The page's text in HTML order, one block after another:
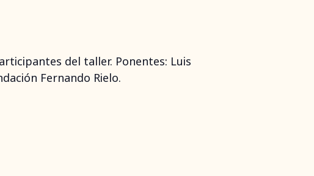
del taller. Ponentes: Luis
Fernando Rielo.